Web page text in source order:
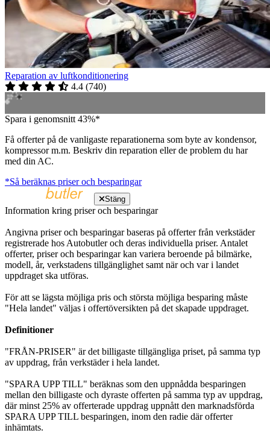
Reparation av luftkonditionering
4.4 (740)
Spara i genomsnitt 43%*
Få offerter på de vanligaste reparationerna som byte av kondensor,
kompressor m.m. Beskriv din reparation eller de problem du har
med din AC.
*Så beräknas priser och besparingar
Stäng
Information kring priser och besparingar
Angivna priser och besparingar baseras på offerter från verkstäder
registrerade hos Autobutler och deras individuella priser. Antalet
offerter, priser och besparingar kan variera beroende på bilmärke,
modell, år, verkstadens tillgänglighet samt när och var i landet
uppdraget ska utföras.
För att se lägsta möjliga pris och största möjliga besparing måste
"Hela landet" väljas i offertöversikten på det skapade uppdraget.
Definitioner
"FRÅN-PRISER" är det billigaste tillgängliga priset, på samma typ
av uppdrag, från verkstäder i hela landet.
"SPARA UPP TILL" beräknas som den uppnådda besparingen
mellan den billigaste och dyraste offerten på samma typ av uppdrag,
där minst 25% av offerterade uppdrag uppnått den marknadsförda
SPARA UPP TILL besparingen, inom den radie där offerter
inhämtats.